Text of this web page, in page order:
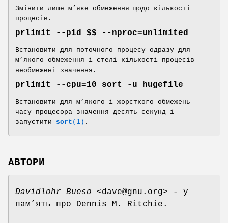
Змінити лише м’яке обмеження щодо кількості
процесів.
prlimit --pid $$ --nproc=unlimited
Встановити для поточного процесу одразу для
м’якого обмеження і стелі кількості процесів
необмежені значення.
prlimit --cpu=10 sort -u hugefile
Встановити для м’якого і жорсткого обмежень
часу процесора значення десять секунд і
запустити sort (1) .
АВТОРИ
Davidlohr Bueso <dave@gnu.org> - у
пам’ять про Dennis M. Ritchie.